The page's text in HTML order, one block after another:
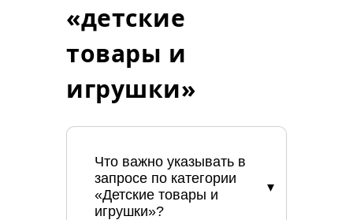
«детские
товары и
игрушки»
Что важно указывать в
запросе по категории
«Детские товары и
игрушки»?